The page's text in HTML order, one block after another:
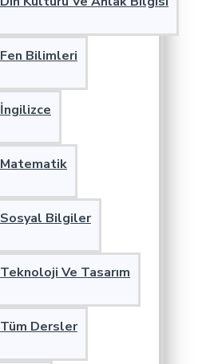
Fen Bilimleri
İngilizce
Matematik
Sosyal Bilgiler
Teknoloji Ve Tasarım
Tüm Dersler